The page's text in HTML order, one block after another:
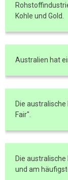
Kohle und Gold.
Australien hat
Die
Fair".
Die
und am